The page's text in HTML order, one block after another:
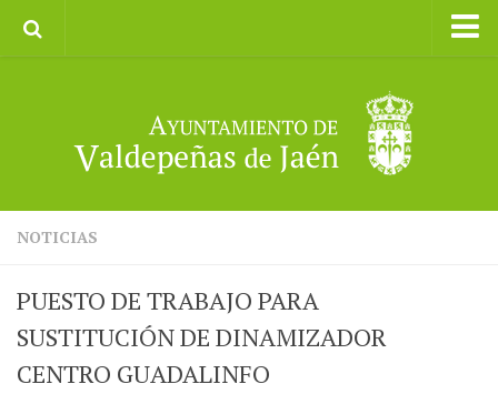
II CXM ROMPEALBARCAS 2023
NOTICIAS
PUESTO DE TRABAJO PARA
SUSTITUCIÓN DE DINAMIZADOR
CENTRO GUADALINFO